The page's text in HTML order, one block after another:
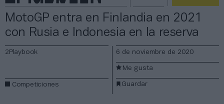
MotoGP entra en Finlandia en 2021
con Rusia e Indonesia en la reserva
2Playbook
Competiciones
6 de noviembre de 2020
Guardar
Me gusta